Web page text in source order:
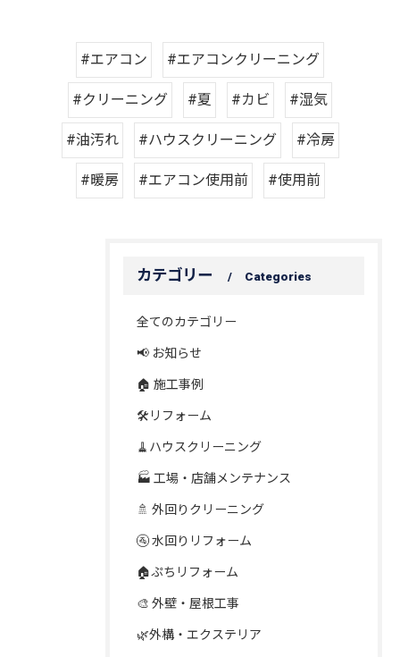
#エアコン #エアコンクリーニング
#クリーニング #夏 #カビ #湿気
#油汚れ #ハウスクリーニング #冷房
#暖房 #エアコン使用前 #使用前
カテゴリー Categories
全てのカテゴリー
📢 お知らせ
🏠 施工事例
🛠️リフォーム
🧹ハウスクリーニング
🏭 工場・店舗メンテナンス
🚿 外回りクリーニング
🚰 水回りリフォーム
🏠ぷちリフォーム
🎨 外壁・屋根工事
🌿外構・エクステリア